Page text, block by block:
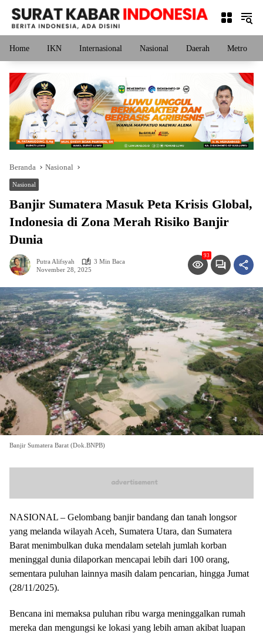
Langsung
konten
Home IKN Internasional Nasional Daerah Metro
Beranda Nasional
Nasional
Banjir Sumatera Masuk Peta Krisis Global,
Indonesia di Zona Merah Risiko Banjir
Dunia
Putra Alifsyah
3 Min Baca
November 28, 2025
93
Banjir Sumatera Barat (Dok.BNPB)
NASIONAL – Gelombang banjir bandang dan tanah longsor
yang melanda wilayah Aceh, Sumatera Utara, dan Sumatera
Barat menimbulkan duka mendalam setelah jumlah korban
meninggal dunia dilaporkan mencapai lebih dari 100 orang,
sementara puluhan lainnya masih dalam pencarian, hingga Jumat
(28/11/2025).
Bencana ini memaksa puluhan ribu warga meninggalkan rumah
mereka dan mengungsi ke lokasi yang lebih aman akibat luapan